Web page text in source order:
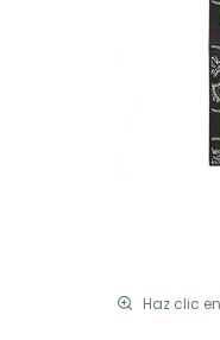
Haz clic